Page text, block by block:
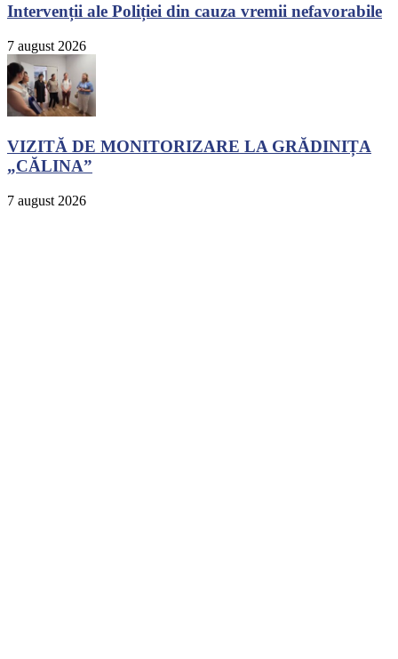
Intervenții ale Poliției din cauza vremii nefavorabile
7 august 2026
VIZITĂ DE MONITORIZARE LA GRĂDINIȚA
„CĂLINA”
7 august 2026